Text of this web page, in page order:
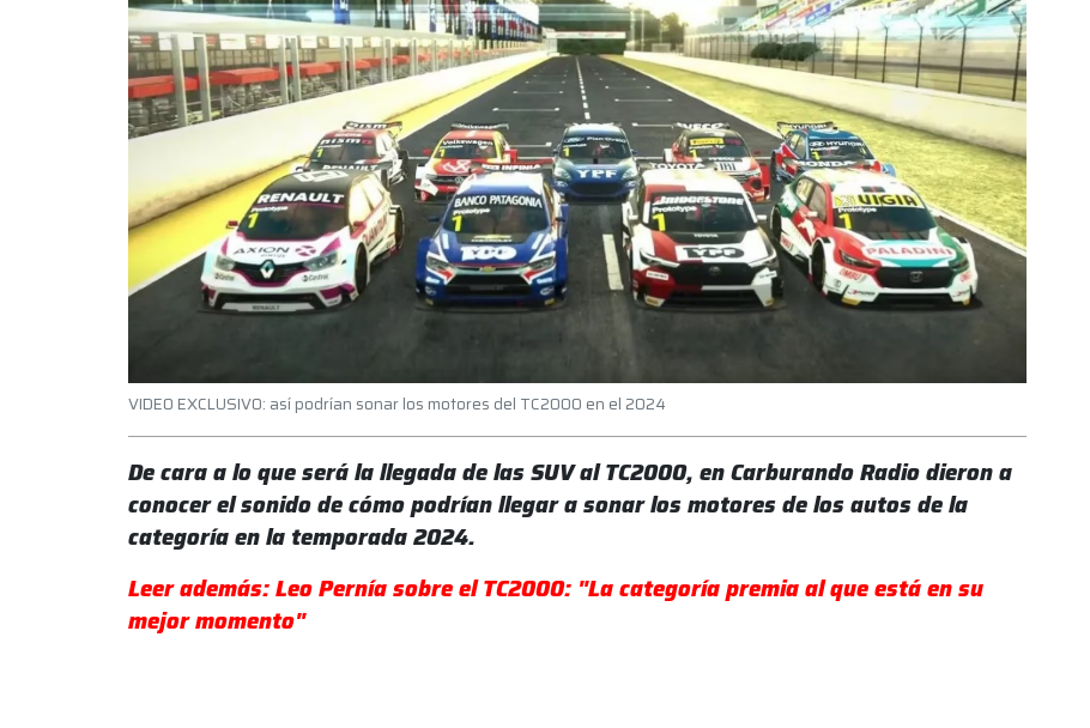
VIDEO EXCLUSIVO: así podrían sonar los motores del TC2000 en el 2024
De cara a lo que será la llegada de las SUV al TC2000, en Carburando Radio dieron a
conocer el sonido de cómo podrían llegar a sonar los motores de los autos de la
categoría en la temporada 2024.
Leer además: Leo Pernía sobre el TC2000: "La categoría premia al que está en su
mejor momento"